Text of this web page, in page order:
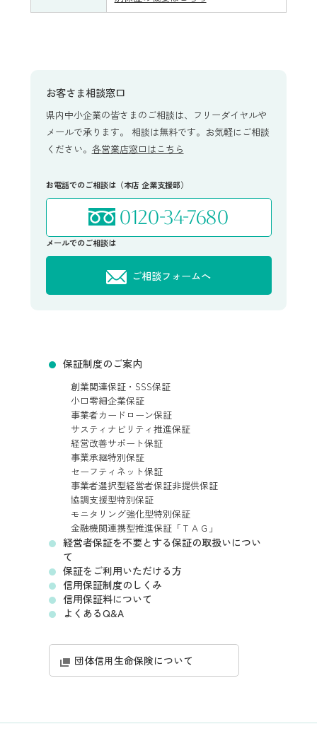
お客さま相談窓口
県内中小企業の皆さまのご相談は、フリーダイヤルや
メールで承ります。 相談は無料です。お気軽にご相談
ください。 各営業店窓口はこちら
お電話でのご相談は（本店 企業支援部）
0120-34-7680
メールでのご相談は
ご相談フォームへ
保証制度のご案内
創業関連保証・SSS保証
小口零細企業保証
事業者カードローン保証
サスティナビリティ推進保証
経営改善サポート保証
事業承継特別保証
セーフティネット保証
事業者選択型経営者保証非提供保証
協調支援型特別保証
モニタリング強化型特別保証
金融機関連携型推進保証「ＴＡＧ」
経営者保証を不要とする保証の取扱いについ
て
保証をご利用いただける方
信用保証制度のしくみ
信用保証料について
よくあるQ&A
団体信用生命保険について